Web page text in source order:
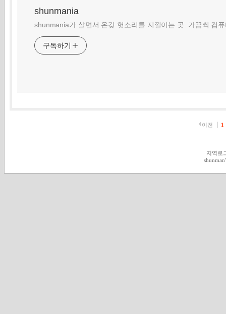
shunmania
shunmania가 살면서 온갖 헛소리를 지껄이는 곳. 가끔씩 컴
구독하기
이전 1
지역로
shunman